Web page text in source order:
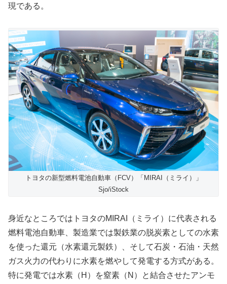
現である。
トヨタの新型燃料電池自動車（FCV）「MIRAI（ミライ）」
Sjo/iStock
身近なところではトヨタのMIRAI（ミライ）に代表される
燃料電池自動車、製造業では製鉄業の脱炭素としての水素
を使った還元（水素還元製鉄）、そして石炭・石油・天然
ガス火力の代わりに水素を燃やして発電する方式がある。
特に発電では水素（H）を窒素（N）と結合させたアンモ